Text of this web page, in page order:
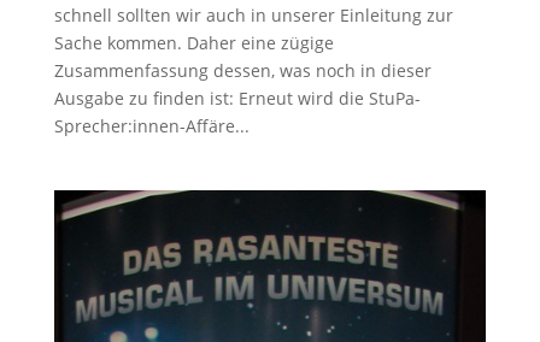
schnell sollten wir auch in unserer Einleitung zur
Sache kommen. Daher eine zügige
Zusammenfassung dessen, was noch in dieser
Ausgabe zu finden ist: Erneut wird die StuPa-
Sprecher:innen-Affäre...